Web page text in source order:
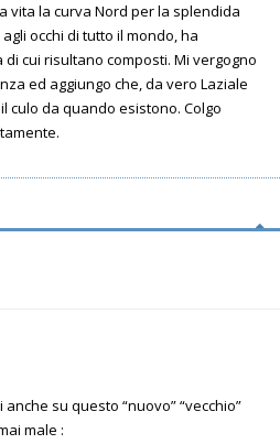
vita la curva Nord per la splendida
occhi di tutto il mondo, ha
cui risultano composti. Mi vergogno
ed aggiungo che, da vero Laziale
culo da quando esistono. Colgo
su questo “nuovo” “vecchio”
male :